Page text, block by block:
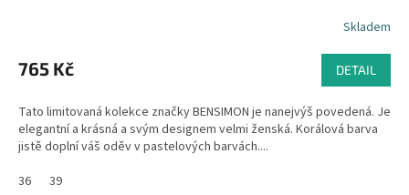
Skladem
765 Kč DETAIL
Tato limitovaná kolekce značky BENSIMON je nanejvýš povedená. Je
elegantní a krásná a svým designem velmi ženská. Korálová barva
jistě doplní váš oděv v pastelových barvách....
36
39